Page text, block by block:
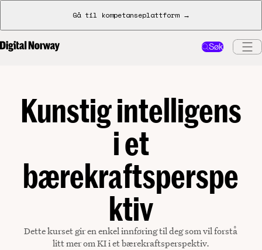
Gå til kompetanseplattform →
Søk
Kunstig intelligens
i et
bærekraftsperspe
ktiv
Dette kurset gir en enkel innføring til deg som vil forstå
litt mer om KI i et bærekraftsperspektiv.